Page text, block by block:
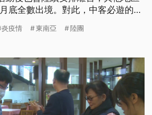
底全數出境。對此，中客必遊的阿
里山，這幾天上山遊覽車大減，而
的是東南亞旅行團。阿里山茶葉業
們是兩大支柱是陸
疫情 東南亞 陸團